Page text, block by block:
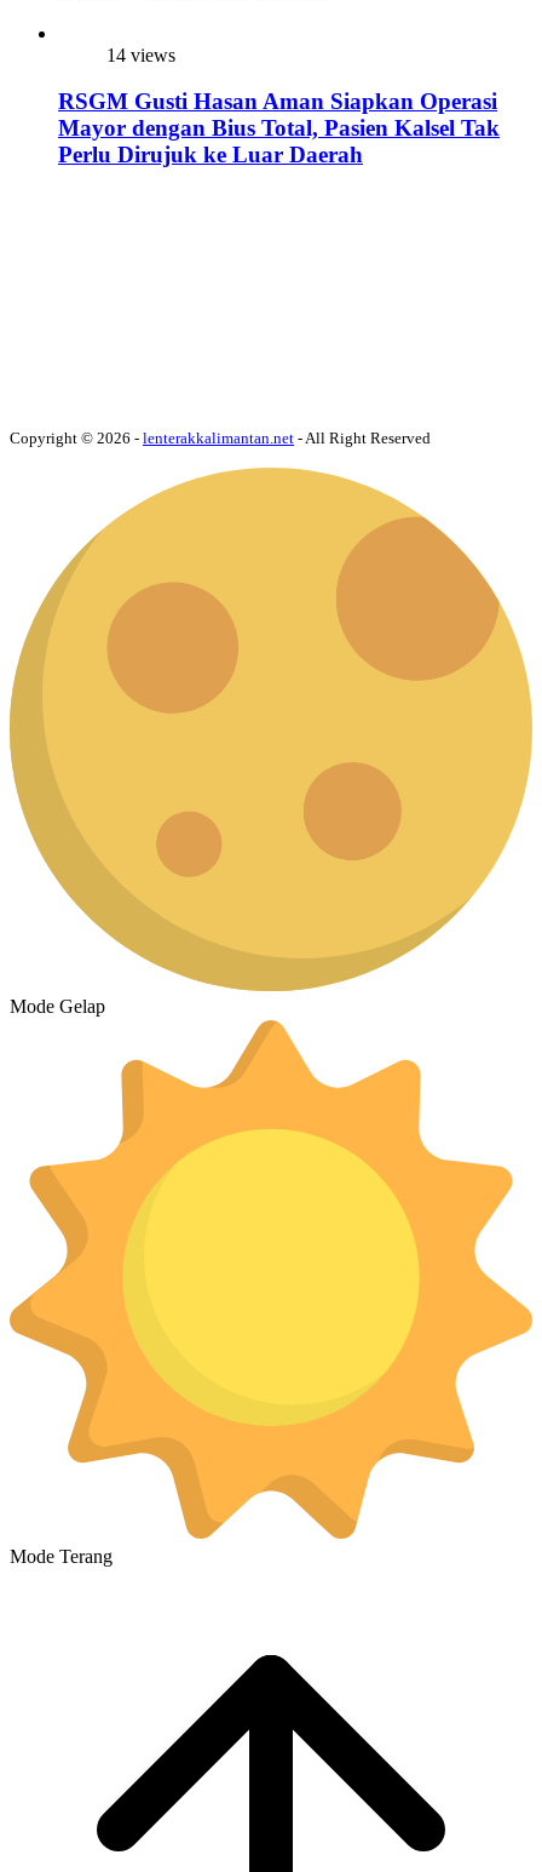
14 views
RSGM Gusti Hasan Aman Siapkan Operasi
Mayor dengan Bius Total, Pasien Kalsel Tak
Perlu Dirujuk ke Luar Daerah
Copyright © 2026 - lenterakkalimantan.net - All Right Reserved
Mode Gelap
Mode Terang